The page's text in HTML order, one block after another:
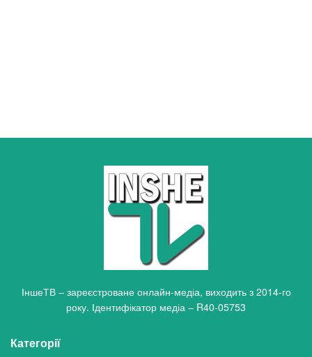
ІншеТВ – зареєстроване онлайн-медіа, виходить з 2014-го
року. Ідентифікатор медіа – R40-05753
Категорії